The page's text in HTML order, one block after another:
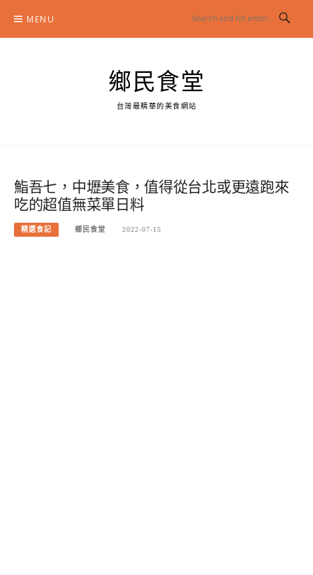
content
MENU
鄉民食堂
台灣最精華的美食網站
鮨吾七，中壢美食，值得從台北或更遠跑來
吃的超值無菜單日料
精選食記 鄉民食堂 2022-07-15